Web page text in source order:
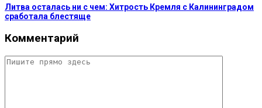
Литва осталась ни с чем: Хитрость Кремля с Калининградом
сработала блестяще
Комментарий